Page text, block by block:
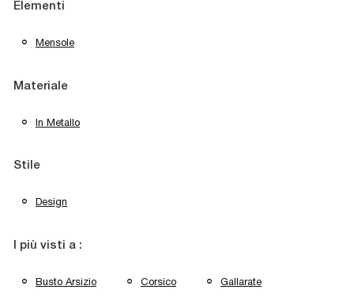
Elementi
Mensole
Materiale
In Metallo
Stile
Design
I più visti a :
Busto Arsizio Corsico Gallarate